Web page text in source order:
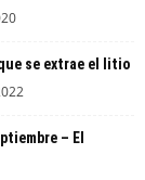
se extrae el litio
– El